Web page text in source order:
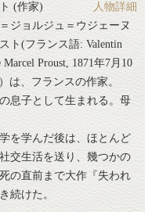
(作家)
人物詳細
ジョルジュ＝ウジェーヌ
ト(フランス語: Valentin
Marcel Proust, 1871年7月10
は、フランスの作家。
息子として生まれる。母
を学んだ後は、ほとんど
交生活を送り、幾つかの
の直前まで大作『失われ
続けた。